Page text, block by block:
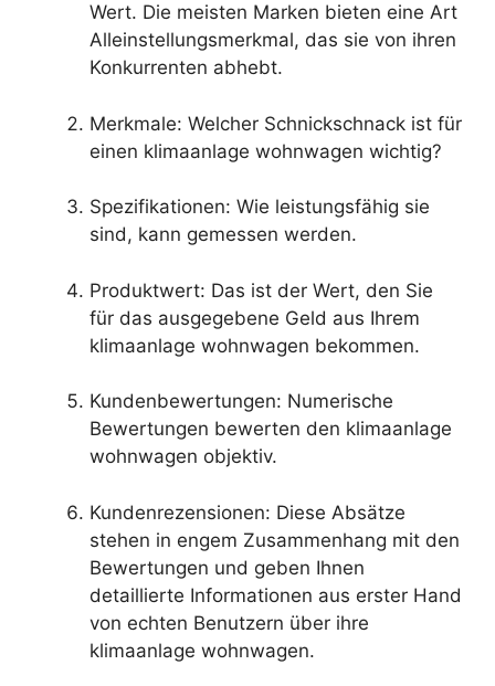
Wert. Die meisten Marken bieten eine Art
Alleinstellungsmerkmal, das sie von ihren
Konkurrenten abhebt.
Merkmale: Welcher Schnickschnack ist für
einen klimaanlage wohnwagen wichtig?
Spezifikationen: Wie leistungsfähig sie
sind, kann gemessen werden.
Produktwert: Das ist der Wert, den Sie
für das ausgegebene Geld aus Ihrem
klimaanlage wohnwagen bekommen.
Kundenbewertungen: Numerische
Bewertungen bewerten den klimaanlage
wohnwagen objektiv.
Kundenrezensionen: Diese Absätze
stehen in engem Zusammenhang mit den
Bewertungen und geben Ihnen
detaillierte Informationen aus erster Hand
von echten Benutzern über ihre
klimaanlage wohnwagen.